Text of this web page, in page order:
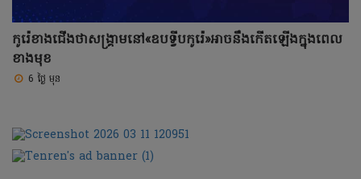
កូរ៉េខាងជើងថាសង្រ្គាមនៅ«ឧបទ្វីបកូរ៉េ»អាចនឹងកើតឡើងក្នុងពេល
ខាងមុខ
6 ថ្ងៃ មុន